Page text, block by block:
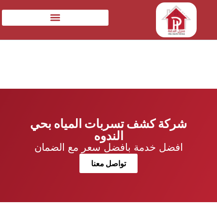
شركة كشف تسربات المياه بحي
الندوه
افضل خدمة بافضل سعر مع الضمان
تواصل معنا